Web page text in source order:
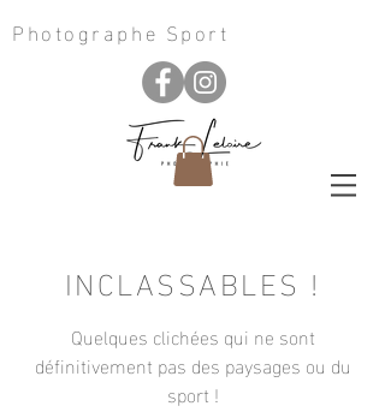
Photographe Sport
INCLASSABLES !
Quelques clichées qui ne sont
définitivement pas des paysages ou du
sport !